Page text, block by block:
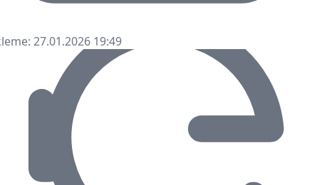
27.01.2026 19:49